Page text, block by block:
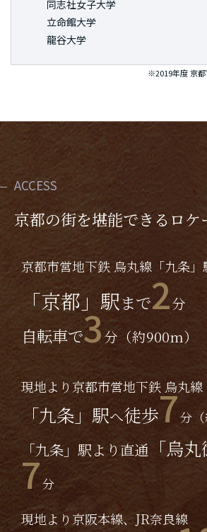
同志社女子大学
立命館大学
龍谷大学
※2019年度 京都
ACCESS
京都の街を堪能できるロケ
京都市営地下鉄 烏丸線「九条」
「京都」駅まで2分
自転車で3分（約900m）
現地より京都市営地下鉄 烏丸線
「九条」駅へ徒歩7分（
「九条」駅より直通 「烏
7分
現地より京阪本線、JR奈良線